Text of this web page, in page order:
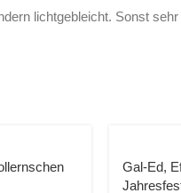
lichtgebleicht. Sonst
Gal-Ed,